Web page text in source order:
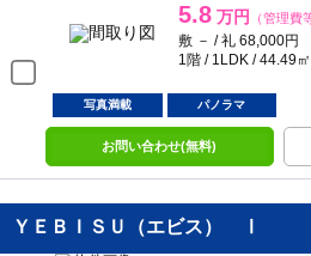
5.8 万円 （管理費
敷 － / 礼 68,000円
1階 / 1LDK / 44.49㎡
写真満載 パノラマ
お問い合わせ(無料)
ＹＥＢＩＳＵ（エビス） Ⅰ